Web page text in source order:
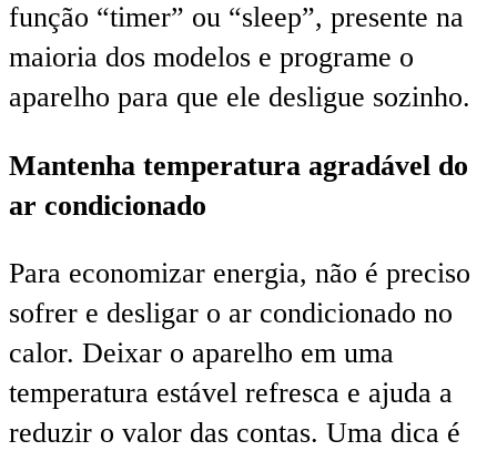
função “timer” ou “sleep”, presente na
maioria dos modelos e programe o
aparelho para que ele desligue sozinho.
Mantenha temperatura agradável do
ar condicionado
Para economizar energia, não é preciso
sofrer e desligar o ar condicionado no
calor. Deixar o aparelho em uma
temperatura estável refresca e ajuda a
reduzir o valor das contas. Uma dica é